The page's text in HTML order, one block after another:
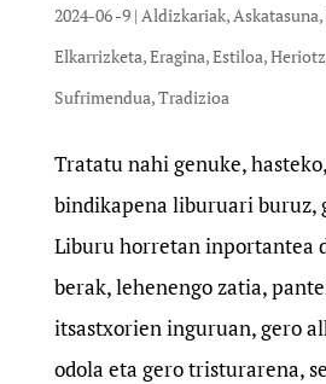
2024-06 -9| Aldizkariak, Askatasuna,
Elkarrizketa,Eragina,Estiloa,
Sufrimendua,Tradizioa
Tratatu nahi genuke,
bindikapena liburuari buruz,
Liburu horretan inportantea
berak, lehenengo zatia,
itsastxorien inguruan, gero
odola eta gero tristurarena,